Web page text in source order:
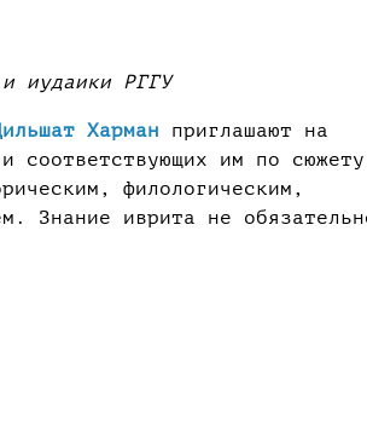
иудаики РГГУ
Харман приглашают на
соответствующих им по сюжету
филологическим,
Знание иврита не